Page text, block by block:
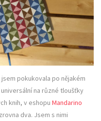
pokukovala po nějakém
na různé tloušťky
knih, v eshopu Mandarino
dva. Jsem s nimi